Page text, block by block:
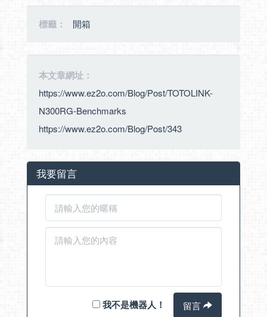
標籤： 開箱
本文章網址：
https://www.ez2o.com/Blog/Post/TOTOLINK-
N300RG-Benchmarks
https://www.ez2o.com/Blog/Post/343
我要留言
我不是機器人！ 留言